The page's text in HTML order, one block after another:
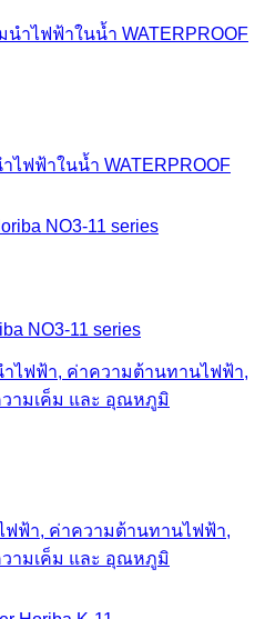
ไฟฟ้าในน้ำ WATERPROOF
NO3-11 series
ฟฟ้า, ค่าความต้านทานไฟฟ้า,
ามเค็ม และ อุณหภูมิ